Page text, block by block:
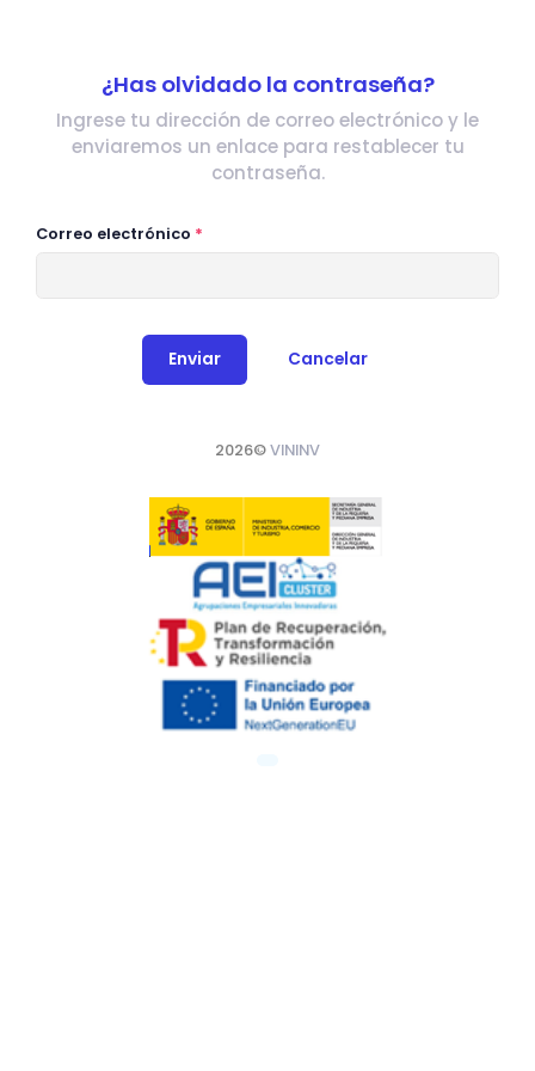
¿Has olvidado la contraseña?
Ingrese tu dirección de correo electrónico y le
enviaremos un enlace para restablecer tu
contraseña.
Correo electrónico
Enviar Cancelar
2026©VININV